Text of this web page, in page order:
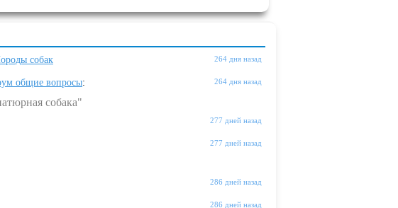
264 дня назад
собак
264 дня назад
общие вопросы:
собака"
277 дней назад
277 дней назад
286 дней назад
286 дней назад